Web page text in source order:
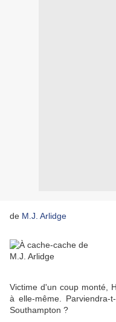
de M.J. Arlidge
Victime d'un coup monté,
à elle-même.
Southampton ?